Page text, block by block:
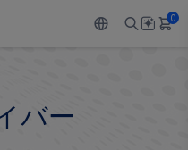
0
バー